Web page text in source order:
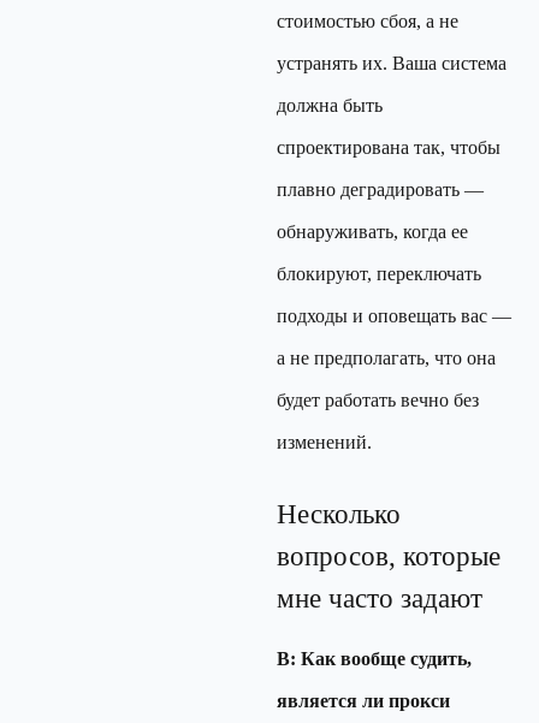
стоимостью сбоя, а не
устранять их. Ваша система
должна быть
спроектирована так, чтобы
плавно деградировать —
обнаруживать, когда ее
блокируют, переключать
подходы и оповещать вас —
а не предполагать, что она
будет работать вечно без
изменений.
Несколько
вопросов, которые
мне часто задают
В: Как вообще судить,
является ли прокси